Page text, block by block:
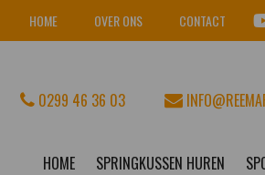
HOME OVER ONS CONTACT
0299 46 36 03
HOME SPRINGKUSSEN HUREN